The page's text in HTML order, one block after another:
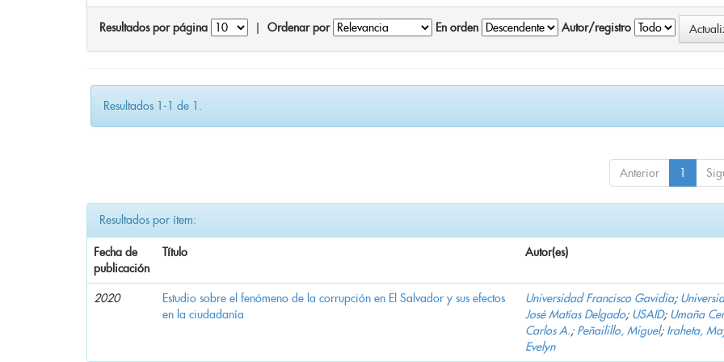
Resultados por página Ordenar por En orden Autor/registro
Resultados 1-1 de 1.
Anterior 1
Resultados por ítem:
Fecha de
publicación
Título Autor(es)
2020
Estudio sobre el fenómeno de la corrupción en El Salvador y sus efectos
en la ciudadanía
Universidad Francisco Gavidia;
José Matías Delgado; USAID; Umaña
Carlos A.; Peñailillo, Miguel; Iraheta,
Evelyn